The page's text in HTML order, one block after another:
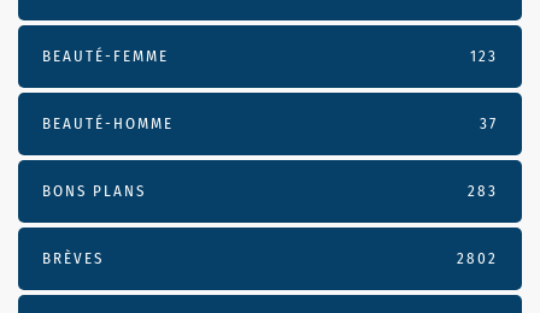
BEAUTÉ-FEMME 123
BEAUTÉ-HOMME 37
BONS PLANS 283
BRÈVES 2802